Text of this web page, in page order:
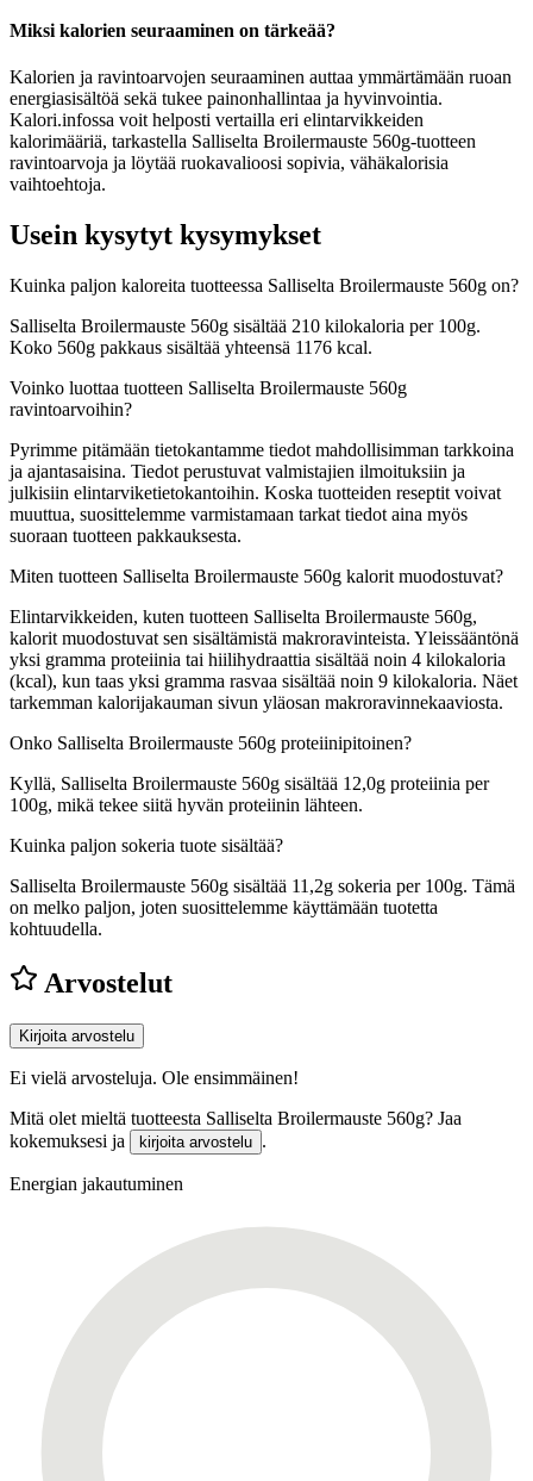
Miksi kalorien seuraaminen on tärkeää?
Kalorien ja ravintoarvojen seuraaminen auttaa ymmärtämään ruoan
energiasisältöä sekä tukee painonhallintaa ja hyvinvointia.
Kalori.infossa voit helposti vertailla eri elintarvikkeiden
kalorimääriä, tarkastella Salliselta Broilermauste 560g-tuotteen
ravintoarvoja ja löytää ruokavalioosi sopivia, vähäkalorisia
vaihtoehtoja.
Usein kysytyt kysymykset
Kuinka paljon kaloreita tuotteessa Salliselta Broilermauste 560g on?
Salliselta Broilermauste 560g sisältää 210 kilokaloria per 100g.
Koko 560g pakkaus sisältää yhteensä 1176 kcal.
Voinko luottaa tuotteen Salliselta Broilermauste 560g
ravintoarvoihin?
Pyrimme pitämään tietokantamme tiedot mahdollisimman tarkkoina
ja ajantasaisina. Tiedot perustuvat valmistajien ilmoituksiin ja
julkisiin elintarviketietokantoihin. Koska tuotteiden reseptit voivat
muuttua, suosittelemme varmistamaan tarkat tiedot aina myös
suoraan tuotteen pakkauksesta.
Miten tuotteen Salliselta Broilermauste 560g kalorit muodostuvat?
Elintarvikkeiden, kuten tuotteen Salliselta Broilermauste 560g,
kalorit muodostuvat sen sisältämistä makroravinteista. Yleissääntönä
yksi gramma proteiinia tai hiilihydraattia sisältää noin 4 kilokaloria
(kcal), kun taas yksi gramma rasvaa sisältää noin 9 kilokaloria. Näet
tarkemman kalorijakauman sivun yläosan makroravinnekaaviosta.
Onko Salliselta Broilermauste 560g proteiinipitoinen?
Kyllä, Salliselta Broilermauste 560g sisältää 12,0g proteiinia per
100g, mikä tekee siitä hyvän proteiinin lähteen.
Kuinka paljon sokeria tuote sisältää?
Salliselta Broilermauste 560g sisältää 11,2g sokeria per 100g. Tämä
on melko paljon, joten suosittelemme käyttämään tuotetta
kohtuudella.
Arvostelut
Kirjoita arvostelu
Ei vielä arvosteluja. Ole ensimmäinen!
Mitä olet mieltä tuotteesta Salliselta Broilermauste 560g? Jaa
kokemuksesi ja
kirjoita arvostelu .
Energian jakautuminen